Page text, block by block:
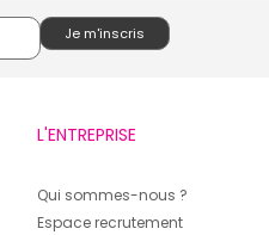
L'ENTREPRISE
Qui sommes-nous ?
Espace recrutement